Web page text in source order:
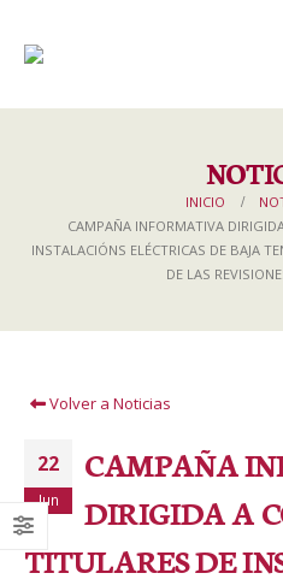
INICIO
CAMPAÑA INFORMATIVA
INSTALACIÓNS ELÉCTRICAS DE BAJA
DE LAS
Volver a Noticias
22
Jun
CAMPAÑA
DIRIGIDA A
TITULARES DE